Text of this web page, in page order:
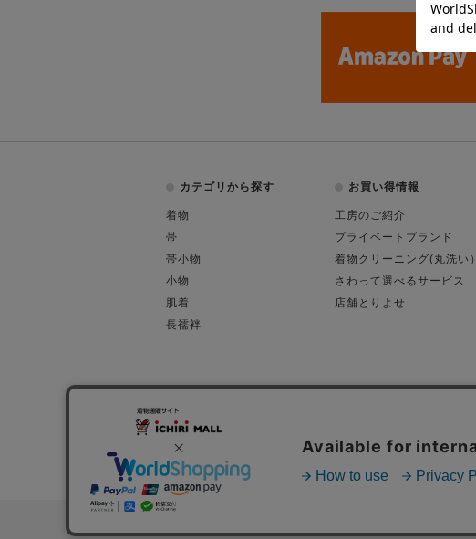
カテゴリから探す
着物
帯
帯小物
小物
肌着
長襦袢
お買い得情報
工房のご紹介
プライベートブランド
着物クリーニング(丸洗い）
さわって選べるサービス
店舗とりよせ